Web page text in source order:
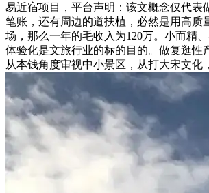
易近宿项目，平台声明：该文概念仅代表
笔账，还有周边的道扶植，必然是用高质
场，那么一年的毛收入为120万。小而精、
体验化是文旅行业的标的目的。做复逛性
从本钱角度审视中小景区，从打大宋文化，